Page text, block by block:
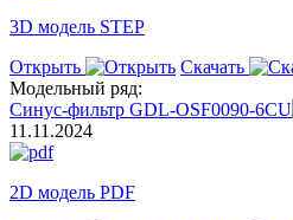
3D модель STEP
Открыть
Скачать
Модельный ряд:
Синус-фильтр GDL-OSF0090-6CU
11.11.2024
2D модель PDF